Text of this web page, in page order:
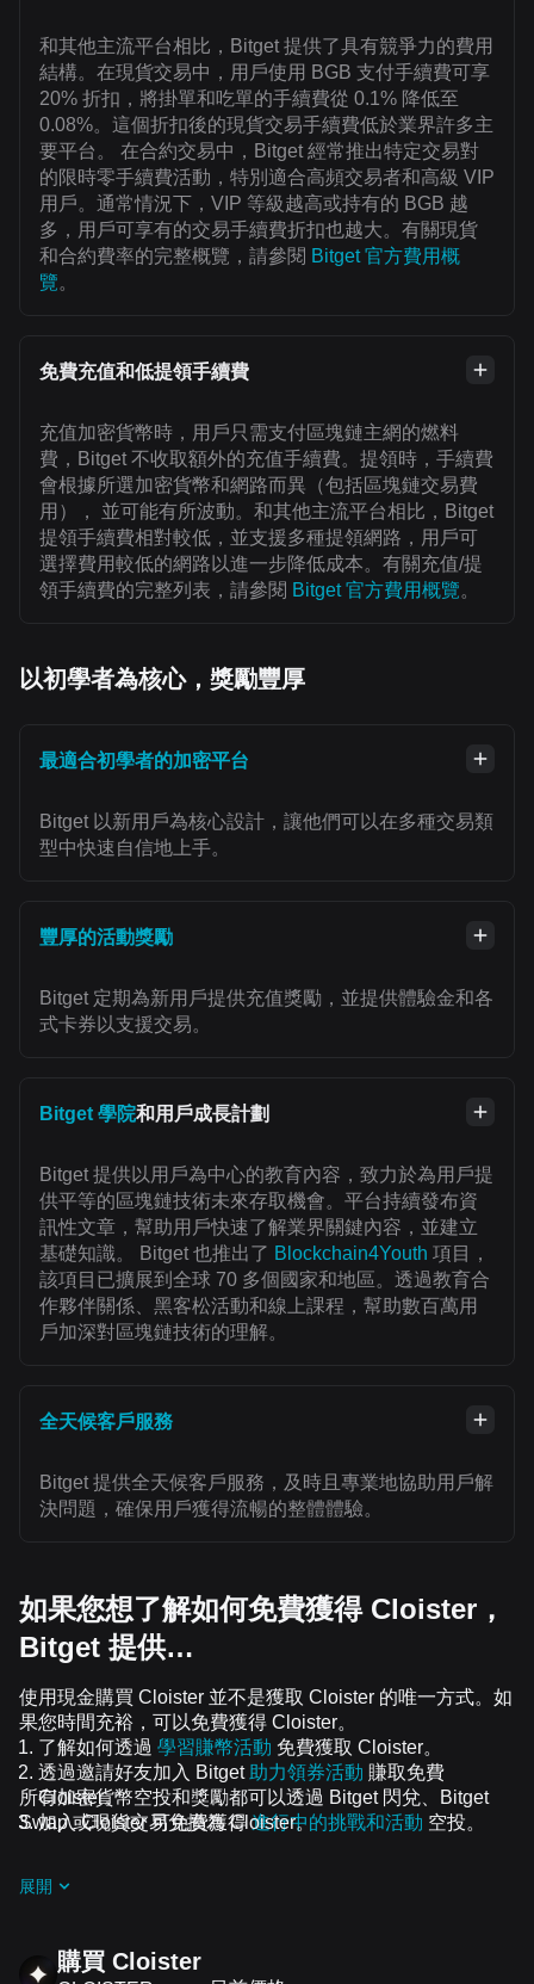
和其他主流平台相比，Bitget 提供了具有競爭力的費用
結構。在現貨交易中，用戶使用 BGB 支付手續費可享
20% 折扣，將掛單和吃單的手續費從 0.1% 降低至
0.08%。這個折扣後的現貨交易手續費低於業界許多主
要平台。 在合約交易中，Bitget 經常推出特定交易對
的限時零手續費活動，特別適合高頻交易者和高級 VIP
用戶。通常情況下，VIP 等級越高或持有的 BGB 越
多，用戶可享有的交易手續費折扣也越大。有關現貨
和合約費率的完整概覽，請參閱 Bitget 官方費用概
覽。
免費充值和低提領手續費
充值加密貨幣時，用戶只需支付區塊鏈主網的燃料
費，Bitget 不收取額外的充值手續費。提領時，手續費
會根據所選加密貨幣和網路而異（包括區塊鏈交易費
用）， 並可能有所波動。和其他主流平台相比，Bitget
提領手續費相對較低，並支援多種提領網路，用戶可
選擇費用較低的網路以進一步降低成本。有關充值/提
領手續費的完整列表，請參閱 Bitget 官方費用概覽。
以初學者為核心，獎勵豐厚
最適合初學者的加密平台
Bitget 以新用戶為核心設計，讓他們可以在多種交易類
型中快速自信地上手。
豐厚的活動獎勵
Bitget 定期為新用戶提供充值獎勵，並提供體驗金和各
式卡券以支援交易。
Bitget 學院和用戶成長計劃
Bitget 提供以用戶為中心的教育內容，致力於為用戶提
供平等的區塊鏈技術未來存取機會。平台持續發布資
訊性文章，幫助用戶快速了解業界關鍵內容，並建立
基礎知識。 Bitget 也推出了 Blockchain4Youth 項目，
該項目已擴展到全球 70 多個國家和地區。透過教育合
作夥伴關係、黑客松活動和線上課程，幫助數百萬用
戶加深對區塊鏈技術的理解。
全天候客戶服務
Bitget 提供全天候客戶服務，及時且專業地協助用戶解
決問題，確保用戶獲得流暢的整體體驗。
如果您想了解如何免費獲得 Cloister，
Bitget 提供…
使用現金購買 Cloister 並不是獲取 Cloister 的唯一方式。如
果您時間充裕，可以免費獲得 Cloister。
了解如何透過 學習賺幣活動 免費獲取 Cloister。
透過邀請好友加入 Bitget 助力領券活動 賺取免費
Cloister。
加入 Cloister 可免費獲得進行中的挑戰和活動 空投。
所有加密貨幣空投和獎勵都可以透過 Bitget 閃兌、Bitget
Swap 或現貨交易兌換為 Cloister。
展開
購買 Cloister